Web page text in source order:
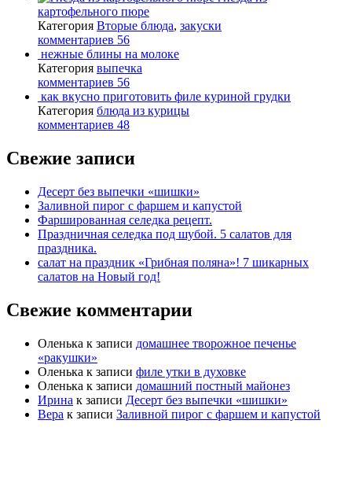
картофельного пюре
Категория Вторые блюда, закуски
комментариев 56
нежные блины на молоке
Категория выпечка
комментариев 56
как вкусно приготовить филе куриной грудки
Категория блюда из курицы
комментариев 48
Свежие записи
Десерт без выпечки «шишки»
Заливной пирог с фаршем и капустой
Фаршированная селедка рецепт.
Праздничная селедка под шубой. 5 салатов для
праздника.
салат на праздник «Грибная поляна»! 7 шикарных
салатов на Новый год!
Свежие комментарии
Оленька к записи домашнее творожное печенье
«ракушки»
Оленька к записи филе утки в духовке
Оленька к записи домашний постный майонез
Ирина к записи Десерт без выпечки «шишки»
Вера к записи Заливной пирог с фаршем и капустой